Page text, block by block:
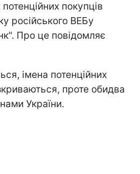
покупців
російського ВЕБу
Про це повідомляє
імена потенційних
проте обидва
України.